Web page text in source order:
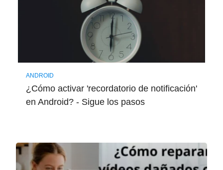
ANDROID
¿Cómo activar 'recordatorio de notificación'
en Android? - Sigue los pasos